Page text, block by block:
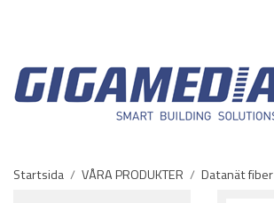
Startsida / VÅRA PRODUKTER / Datanät fiber